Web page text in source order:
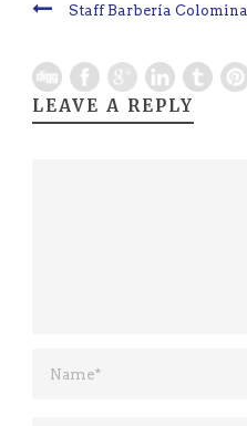
Staff Barbería Colomina
LEAVE A REPLY